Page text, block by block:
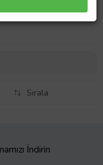
Sırala
İndirin